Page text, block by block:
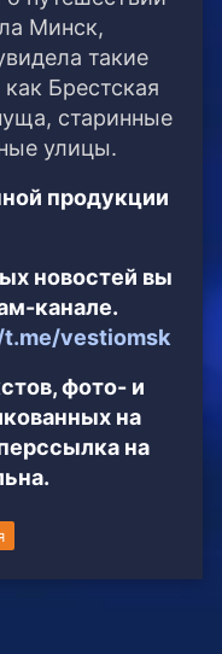
Минск,
такие
Брестская
старинные
улицы.
продукции
новостей вы
канале.
vestiomsk
фото- и
на
на